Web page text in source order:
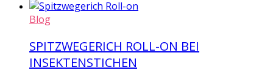
Blog
SPITZWEGERICH ROLL-ON BEI
INSEKTENSTICHEN